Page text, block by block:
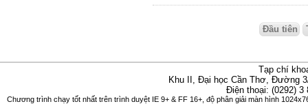
Đầu tiên
Tạp chí
Khu II, Đại học Cần Thơ, Đường
Điện thoại: (0292)
Chương trình chạy tốt nhất trên trình duyệt IE 9+ & FF 16+, độ phân giải màn hình